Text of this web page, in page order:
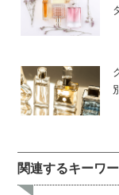
関連するキーワ